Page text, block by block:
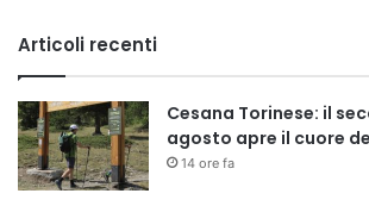
Articoli recenti
Cesana Torinese: il
agosto apre il cuore
14 ore fa